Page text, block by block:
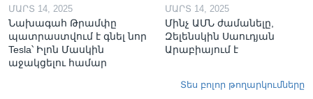
ՄԱՐՏ 14, 2025
Նախագահ Թրամփը
պատրաստվում է գնել նոր
Tesla՝ Իլոն Մասկին
աջակցելու համար
ՄԱՐՏ 14, 2025
Մինչ ԱՄՆ ժամանելը,
Զելենսկին Սաուդյան
Արաբիայում է
Տես բոլոր թողարկումները